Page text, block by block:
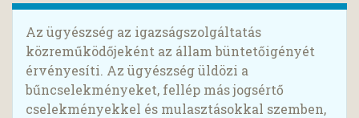
Az ügyészség az igazságszolgáltatás
közreműködőjeként az állam büntetőigényét
érvényesíti. Az ügyészség üldözi a
bűncselekményeket, fellép más jogsértő
cselekményekkel és mulasztásokkal szemben,